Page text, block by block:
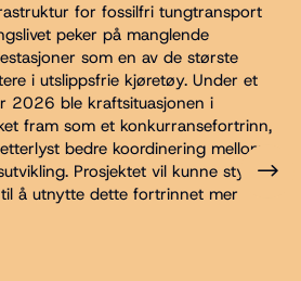
for fossilfri tungtransport
peker på manglende
som en av de største
i utslippsfrie kjøretøy. Under et
2026 ble kraftsituasjonen i
fram som et konkurransefortrinn,
bedre koordinering mellom
Prosjektet vil kunne styrke
å utnytte dette fortrinnet mer